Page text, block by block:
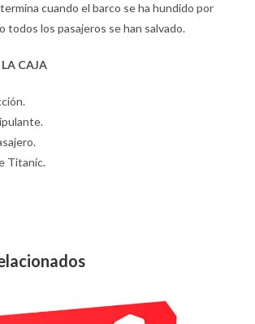
cuando el barco se ha hundido por
todos los pasajeros se han salvado.
CAJA
Titanic.